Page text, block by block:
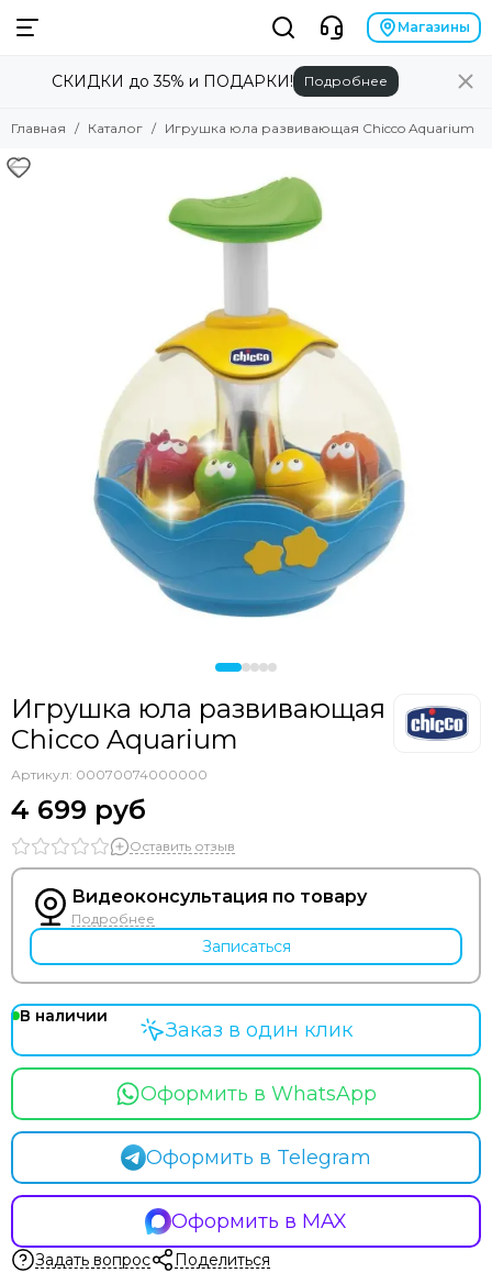
Магазины
СКИДКИ до 35% и ПОДАРКИ! Подробнее
Главная Каталог Игрушка юла развивающая Chicco Aquarium
Игрушка юла развивающая
Chicco Aquarium
Артикул: 00070074000000
4 699 руб
Оставить отзыв
Видеоконсультация по товару
Подробнее
Записаться
В наличии
Оформить в WhatsApp
Оформить в Telegram
Оформить в MAX
Заказ в один клик
Задать вопрос Поделиться